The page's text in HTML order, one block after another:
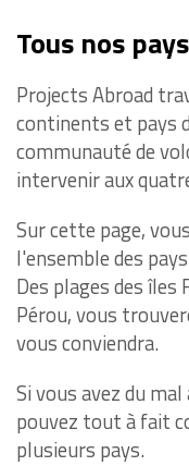
Tous nos
Projects Abroad
continents et pays
communauté de
intervenir aux
Sur cette page,
l'ensemble des
Des plages des îles
Pérou, vous
vous conviendra.
Si vous avez du
pouvez tout à fait
plusieurs pays.